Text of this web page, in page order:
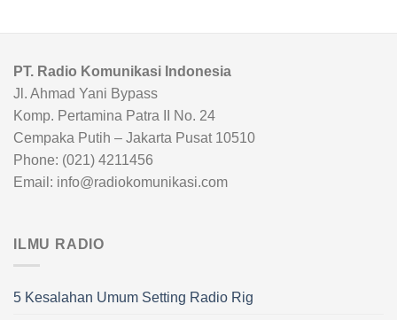
PT. Radio Komunikasi Indonesia
Jl. Ahmad Yani Bypass
Komp. Pertamina Patra II No. 24
Cempaka Putih – Jakarta Pusat 10510
Phone: (021) 4211456
Email: info@radiokomunikasi.com
ILMU RADIO
5 Kesalahan Umum Setting Radio Rig